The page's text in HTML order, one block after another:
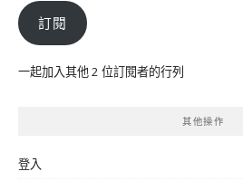
件
位
訂閱
一起加入其他 2 位訂閱者的行列
其他操作
登入